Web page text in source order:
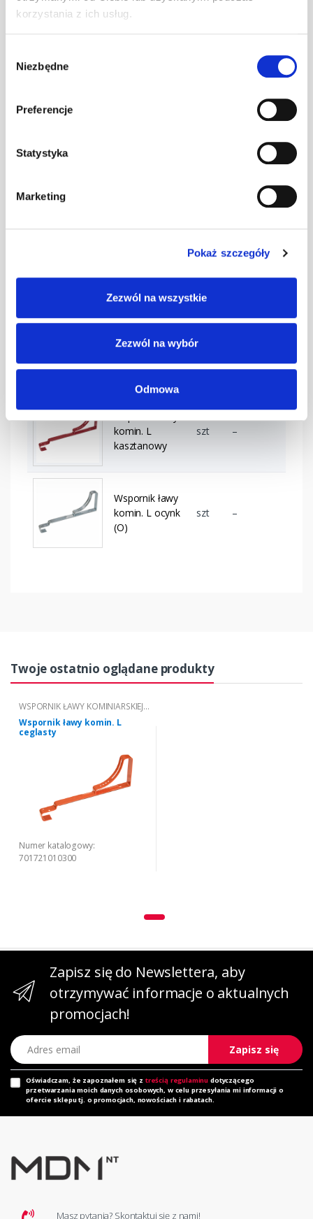
korzystania z ich usług.
zgody
Niezbędne
Preferencje
Statystyka
Marketing
Pokaż szczegóły
Zezwól na wszystkie
Zezwól na wybór
Odmowa
Wspornik ławy
komin. L
czerwony
komin. L
grafitowy
szt
komin. L
kasztanowy
szt –
Wspornik ławy
komin. L ocynk
(O)
szt –
Twoje ostatnio oglądane produkty
WSPORNIK ŁAWY KOMINIARSKIEJ -
TYP "L"
Wspornik ławy komin. L
ceglasty
Numer katalogowy:
701721010300
Zapisz się do Newslettera, aby
otrzymywać informacje o aktualnych
promocjach!
Adres email
Zapisz się
Oświadczam, że zapoznałem się z treścią regulaminu dotyczącego
przetwarzania moich danych osobowych, w celu przesyłania mi informacji o
ofercie sklepu tj. o promocjach, nowościach i rabatach.
Masz pytania? Skontaktuj się z nami!